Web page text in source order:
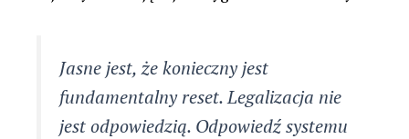
Jasne jest, że konieczny jest
fundamentalny reset. Legalizacja nie
jest odpowiedzią. Odpowiedź systemu